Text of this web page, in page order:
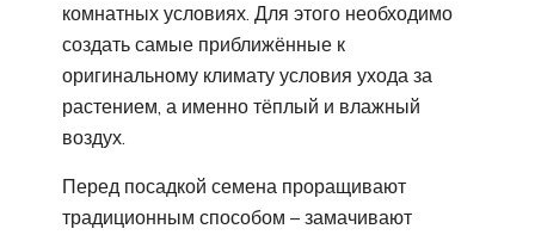
комнатных условиях. Для этого необходимо
создать самые приближённые к
оригинальному климату условия ухода за
растением, а именно тёплый и влажный
воздух.
Перед посадкой семена проращивают
традиционным способом – замачивают